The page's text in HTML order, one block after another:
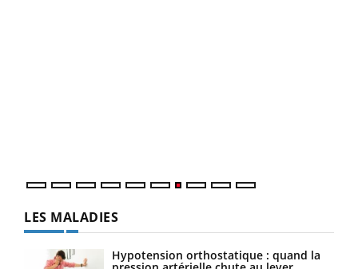
LES MALADIES
Hypotension orthostatique : quand la